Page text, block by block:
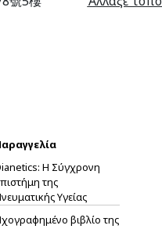
Η Σύγχρονη
της
Υγείας
βιβλίο της